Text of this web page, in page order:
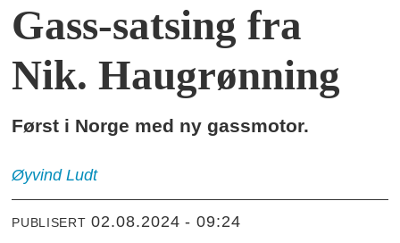
Gass-satsing fra
Nik. Haugrønning
Først i Norge med ny gassmotor.
Øyvind Ludt
PUBLISERT 02.08.2024 - 09:24